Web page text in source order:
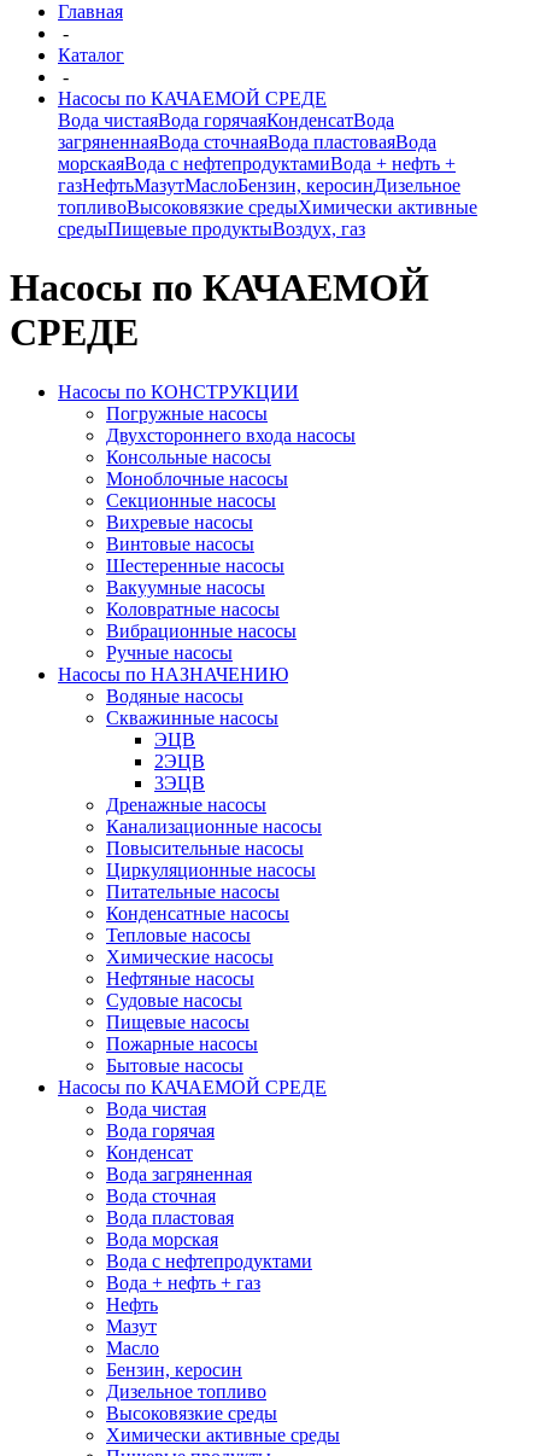
Главная
-
Каталог
-
Насосы по КАЧАЕМОЙ СРЕДЕ
Вода чистаяВода горячаяКонденсатВода
загряненнаяВода сточнаяВода пластоваяВода
морскаяВода с нефтепродуктамиВода + нефть +
газНефтьМазутМаслоБензин, керосинДизельное
топливоВысоковязкие средыХимически активные
средыПищевые продуктыВоздух, газ
Насосы по КАЧАЕМОЙ
СРЕДЕ
Насосы по КОНСТРУКЦИИ
Погружные насосы
Двухстороннего входа насосы
Консольные насосы
Моноблочные насосы
Секционные насосы
Вихревые насосы
Винтовые насосы
Шестеренные насосы
Вакуумные насосы
Коловратные насосы
Вибрационные насосы
Ручные насосы
Насосы по НАЗНАЧЕНИЮ
Водяные насосы
Скважинные насосы
ЭЦВ
2ЭЦВ
3ЭЦВ
Дренажные насосы
Канализационные насосы
Повысительные насосы
Циркуляционные насосы
Питательные насосы
Конденсатные насосы
Тепловые насосы
Химические насосы
Нефтяные насосы
Судовые насосы
Пищевые насосы
Пожарные насосы
Бытовые насосы
Насосы по КАЧАЕМОЙ СРЕДЕ
Вода чистая
Вода горячая
Конденсат
Вода загряненная
Вода сточная
Вода пластовая
Вода морская
Вода с нефтепродуктами
Вода + нефть + газ
Нефть
Мазут
Масло
Бензин, керосин
Дизельное топливо
Высоковязкие среды
Химически активные среды